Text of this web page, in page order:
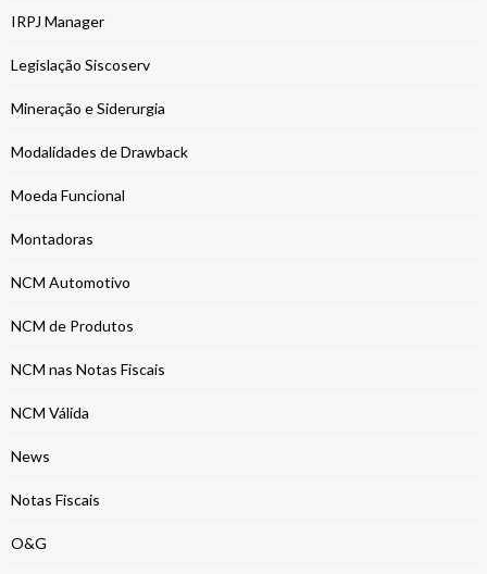
IRPJ Manager
Legislação Siscoserv
Mineração e Siderurgia
Modalidades de Drawback
Moeda Funcional
Montadoras
NCM Automotivo
NCM de Produtos
NCM nas Notas Fiscais
NCM Válida
News
Notas Fiscais
O&G